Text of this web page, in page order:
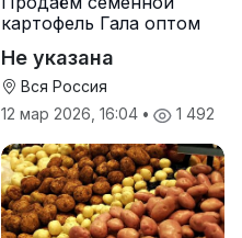
картофель Гала оптом
Не указана
Вся Россия
12 мар 2026, 16:04 • 1 492